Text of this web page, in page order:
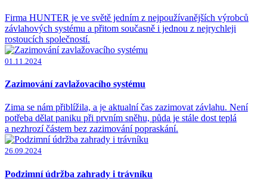
Firma HUNTER je ve světě jedním z nejpoužívanějších výrobců
závlahových systému a přitom současně i jednou z nejrychleji
rostoucích společností.
01.11.2024
Zazimování zavlažovacího systému
Zima se nám přiblížila, a je aktualní čas zazimovat závlahu. Není
potřeba dělat paniku při prvním sněhu, půda je stále dost teplá
a nezhrozí částem bez zazimování popraskání.
26.09.2024
Podzimní údržba zahrady i trávníku